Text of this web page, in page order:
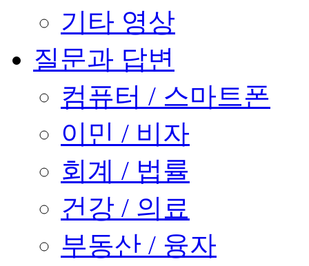
기타 영상
질문과 답변
컴퓨터 / 스마트폰
이민 / 비자
회계 / 법률
건강 / 의료
부동산 / 융자